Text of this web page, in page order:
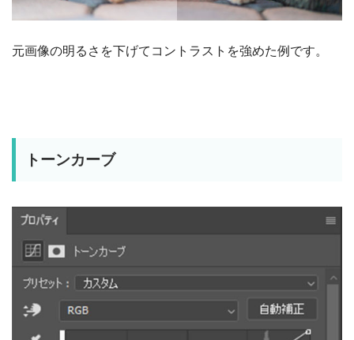
元画像の明るさを下げてコントラストを強めた例です。
トーンカーブ